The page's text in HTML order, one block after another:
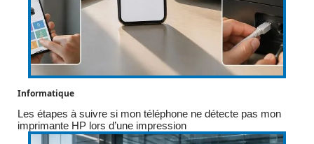
Informatique
Les étapes à suivre si mon téléphone ne détecte pas mon
imprimante HP lors d’une impression